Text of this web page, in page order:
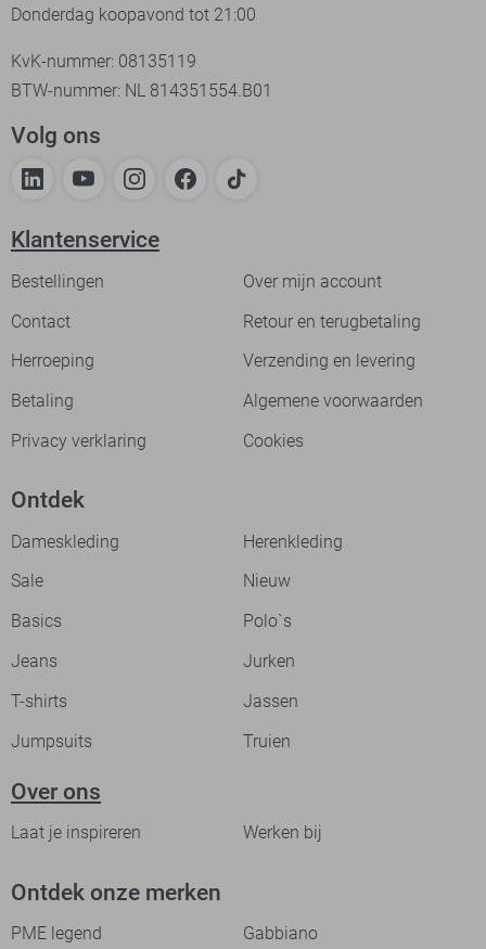
Donderdag koopavond tot 21:00
KvK-nummer: 08135119
BTW-nummer: NL 814351554.B01
Volg ons
Klantenservice
Bestellingen
Over mijn account
Contact
Retour en terugbetaling
Herroeping
Verzending en levering
Betaling
Algemene voorwaarden
Privacy verklaring
Cookies
Ontdek
Dameskleding
Herenkleding
Sale
Nieuw
Basics
Polo`s
Jeans
Jurken
T-shirts
Jassen
Jumpsuits
Truien
Over ons
Laat je inspireren Werken bij
Ontdek onze merken
PME legend
Gabbiano